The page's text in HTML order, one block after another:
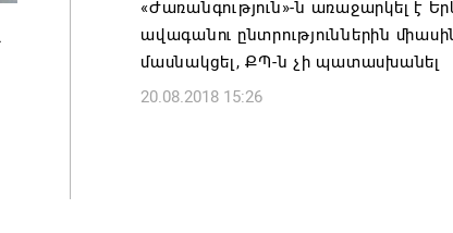
07.08.2026 13:49
«Ժառանգություն»-ն առաջարկել է
ավագանու ընտրություններին
մասնակցել, ՔՊ-ն չի պատասխանել
20.08.2018 15:26